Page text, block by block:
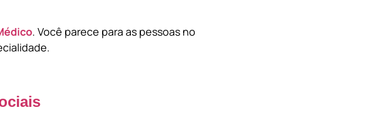
. Você parece para as pessoas no